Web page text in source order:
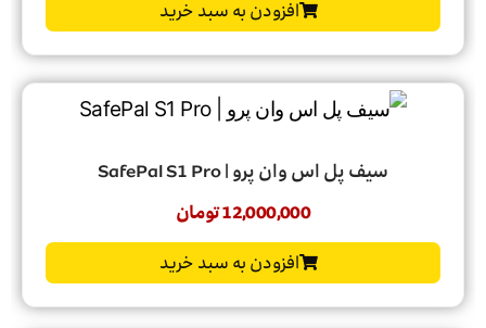
افزودن به سبد خرید
سیف پل اس وان پرو | SafePal S1 Pro
12,000,000تومان
افزودن به سبد خرید